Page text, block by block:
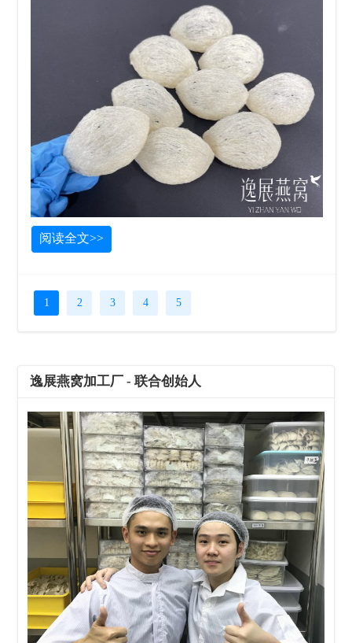
阅读全文>>
1 2 3 4 5
逸展燕窝加工厂 - 联合创始人